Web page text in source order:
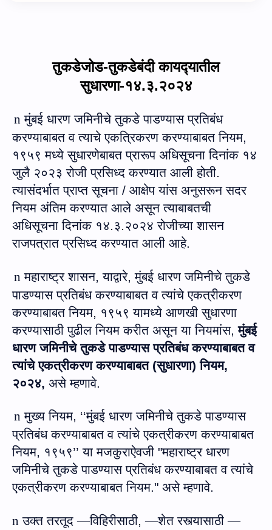
तुकडेजोड-तुकडेबंदी कायद्‍यातील
सुधारणा-१४.३.२०२४
n मुंबई धारण जमिनीचे तुकडे पाडण्यास प्रतिबंध
करण्याबाबत व त्याचे एकत्रिकरण करण्याबाबत नियम,
१९५९ मध्ये सुधारणेबाबत प्रारूप अधिसूचनादिनांक १४
जुलै २०२३ रोजीप्रसिध्द करण्यात आली होती.
त्यासंदर्भात प्राप्त सूचना / आक्षेप यांस अनुसरून सदर
नियम अंतिम करण्यात आले असून त्याबाबतची
अधिसूचना दिनांक १४.३.२०२४ रोजीच्या शासन
राजपत्रात प्रसिध्द करण्यात आली आहे.
n महाराष्ट्र शासन,याद्वारे,मुंबई धारण जमिनीचे तुकडे
पाडण्यास प्रतिबंध करण्याबाबत व त्यांचे एकत्रीकरण
करण्याबाबत नियम, १९५९ यामध्ये आणखी सुधारणा
करण्यासाठी पुढील नियम करीत असून या नियमांस,मुंबई
धारण जमिनीचे तुकडे पाडण्यास प्रतिबंध करण्याबाबत व
त्यांचे एकत्रीकरण करण्याबाबत (सुधारणा) नियम,
२०२४, असे म्हणावे.
n मुख्य नियम, ‘‘मुंबई धारण जमिनीचे तुकडे पाडण्यास
प्रतिबंध करण्याबाबत व त्यांचे एकत्रीकरण करण्याबाबत
नियम, १९५९’’ या मजकुराऐवजी "महाराष्ट्र धारण
जमिनीचे तुकडे पाडण्यास प्रतिबंध करण्याबाबत व त्यांचे
एकत्रीकरण करण्याबाबत नियम." असे म्‍हणावे.
n उक्‍त तरतूद—विहिरीसाठी,—शेत रस्त्यासाठी—